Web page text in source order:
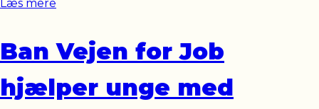
Læs mere
Ban Vejen for Job
hjælper unge med